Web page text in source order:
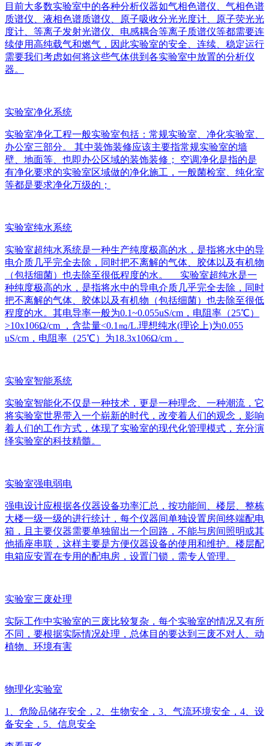
目前大多数实验室中的各种分析仪器如气相色谱仪、气相色谱
质谱仪、液相色谱质谱仪、原子吸收分光光度计、原子荧光光
度计、等离子发射光谱仪、电感耦合等离子质谱仪等都需要连
续使用高纯载气和燃气，因此实验室的安全、连续、稳定运行
需要我们考虑如何将这些气体供到各实验室中放置的分析仪
器。
实验室净化系统
实验室净化工程一般实验室包括：常规实验室、净化实验室、
办公室三部分。 其中装饰装修应该主要指常规实验室的墙
壁、地面等、也即办公区域的装饰装修； 空调净化是指的是
有净化要求的实验室区域做的净化施工，一般菌检室、纯化室
等都是要求净化万级的；
实验室纯水系统
实验室超纯水系统是一种生产纯度极高的水，是指将水中的导
电介质几乎完全去除，同时把不离解的气体、胶体以及有机物
（包括细菌）也去除至很低程度的水。 实验室超纯水是一
种纯度极高的水，是指将水中的导电介质几乎完全去除，同时
把不离解的气体、胶体以及有机物（包括细菌）也去除至很低
程度的水。其电导率一般为0.1~0.055uS/cm，电阻率（25℃）
>10x106Ω/cm ，含盐量<0.1㎎/L.理想纯水(理论上)为0.055
uS/cm，电阻率（25℃）为18.3x106Ω/cm 。
实验室智能系统
实验室智能化不仅是一种技术，更是一种理念、一种潮流，它
将实验室世界带入一个崭新的时代，改变着人们的观念，影响
着人们的工作方式，体现了实验室的现代化管理模式，充分演
绎实验室的科技精髓。
实验室强电弱电
强电设计应根据各仪器设备功率汇总，按功能间、楼层、整栋
大楼一级一级的进行统计，每个仪器间单独设置房间终端配电
箱，且主要仪器需要单独留出一个回路，不能与房间照明或其
他插座串联，这样主要是方便仪器设备的使用和维护。楼层配
电箱应安置在专用的配电房，设置门锁，需专人管理。
实验室三废处理
实际工作中实验室的三废比较复杂，每个实验室的情况又有所
不同，要根据实际情况处理，总体目的要达到三废不对人、动
植物、环境有害
物理化实验室
1、危险品储存安全，2、生物安全，3、气流环境安全，4、设
备安全，5、信息安全